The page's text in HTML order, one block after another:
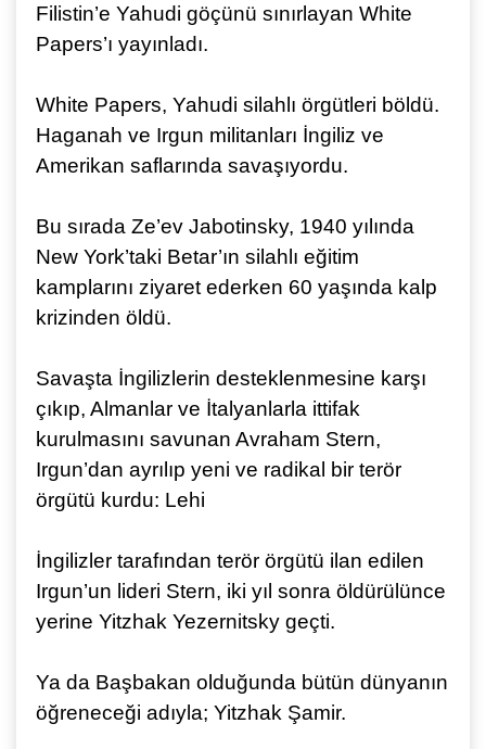
Filistin’e Yahudi göçünü sınırlayan White
Papers’ı yayınladı.
White Papers, Yahudi silahlı örgütleri böldü.
Haganah ve Irgun militanları İngiliz ve
Amerikan saflarında savaşıyordu.
Bu sırada Ze’ev Jabotinsky, 1940 yılında
New York’taki Betar’ın silahlı eğitim
kamplarını ziyaret ederken 60 yaşında kalp
krizinden öldü.
Savaşta İngilizlerin desteklenmesine karşı
çıkıp, Almanlar ve İtalyanlarla ittifak
kurulmasını savunan Avraham Stern,
Irgun’dan ayrılıp yeni ve radikal bir terör
örgütü kurdu: Lehi
İngilizler tarafından terör örgütü ilan edilen
Irgun’un lideri Stern, iki yıl sonra öldürülünce
yerine Yitzhak Yezernitsky geçti.
Ya da Başbakan olduğunda bütün dünyanın
öğreneceği adıyla; Yitzhak Şamir.